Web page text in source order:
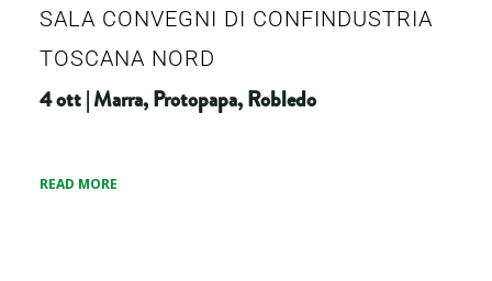
SALA CONVEGNI DI CONFINDUSTRIA
TOSCANA NORD
4 ott | Marra, Protopapa, Robledo
READ MORE